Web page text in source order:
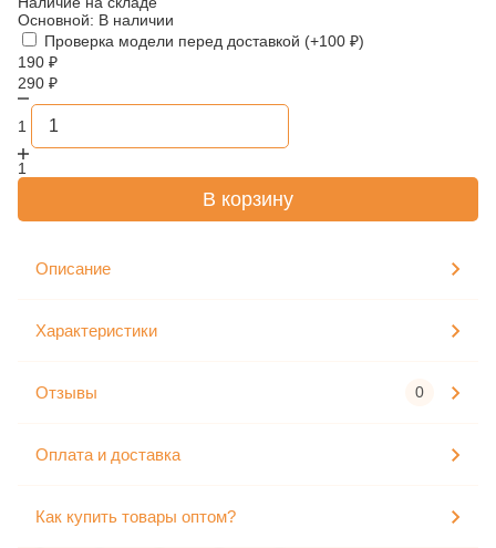
Основной: В наличии
Проверка модели перед доставкой (+100 ₽)
190 ₽
290 ₽
1
1
В корзину
Описание
Характеристики
Отзывы 0
Оплата и доставка
Как купить товары оптом?